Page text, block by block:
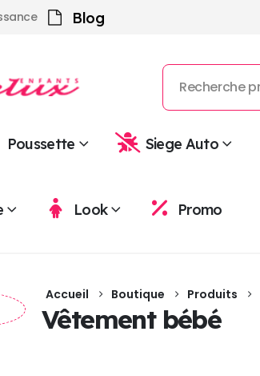
Blog
Poussette Siege Auto
Look Promo
Accueil Boutique Produits
Vêtement bébé